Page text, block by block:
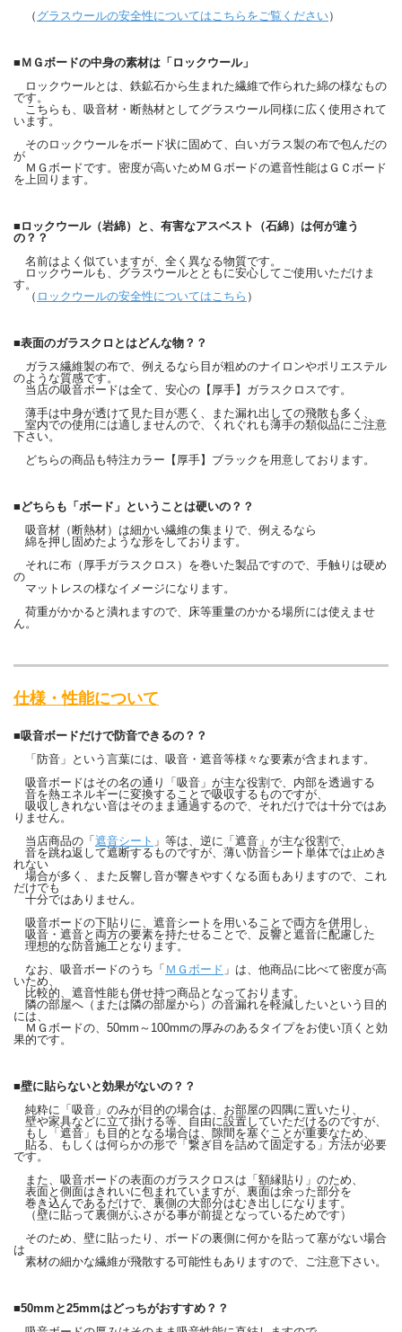
（ グラスウールの安全性についてはこちらをご覧ください）
■ＭＧボードの中身の素材は「ロックウール」
ロックウールとは、鉄鉱石から生まれた繊維で作られた綿の様なもの
です。
こちらも、吸音材・断熱材としてグラスウール同様に広く使用されて
います。
そのロックウールをボード状に固めて、白いガラス製の布で包んだの
が
ＭＧボードです。密度が高いためＭＧボードの遮音性能はＧＣボード
を上回ります。
■ロックウール（岩綿）と、有害なアスベスト（石綿）は何が違う
の？？
名前はよく似ていますが、全く異なる物質です。
ロックウールも、グラスウールとともに安心してご使用いただけま
す。
（ ロックウールの安全性についてはこちら ）
■表面のガラスクロとはどんな物？？
ガラス繊維製の布で、例えるなら目が粗めのナイロンやポリエステル
のような質感です。
当店の吸音ボードは全て、安心の【厚手】ガラスクロスです。
薄手は中身が透けて見た目が悪く、また漏れ出しての飛散も多く、
室内での使用には適しませんので、くれぐれも薄手の類似品にご注意
下さい。
どちらの商品も特注カラー【厚手】ブラックを用意しております。
■どちらも「ボード」ということは硬いの？？
吸音材（断熱材）は細かい繊維の集まりで、例えるなら
綿を押し固めたような形をしております。
それに布（厚手ガラスクロス）を巻いた製品ですので、手触りは硬め
の
マットレスの様なイメージになります。
荷重がかかると潰れますので、床等重量のかかる場所には使えませ
ん。
仕様・性能について
■吸音ボードだけで防音できるの？？
「防音」という言葉には、吸音・遮音等様々な要素が含まれます。
吸音ボードはその名の通り「吸音」が主な役割で、内部を透過する
音を熱エネルギーに変換することで吸収するものですが、
吸収しきれない音はそのまま通過するので、それだけでは十分ではあ
りません。
当店商品の「遮音シート 」等は、逆に「遮音」が主な役割で、
音を跳ね返して遮断するものですが、薄い防音シート単体では止めき
れない
場合が多く、また反響し音が響きやすくなる面もありますので、これ
だけでも
十分ではありません。
吸音ボードの下貼りに、遮音シートを用いることで両方を併用し、
吸音・遮音と両方の要素を持たせることで、反響と遮音に配慮した
理想的な防音施工となります。
なお、吸音ボードのうち「 ＭＧボード 」は、他商品に比べて密度が高
いため、
比較的、遮音性能も併せ持つ商品となっております。
隣の部屋へ（または隣の部屋から）の音漏れを軽減したいという目的
には、
ＭＧボードの、50mm～100mmの厚みのあるタイプをお使い頂くと効
果的です。
■壁に貼らないと効果がないの？？
純粋に「吸音」のみが目的の場合は、お部屋の四隅に置いたり、
壁や家具などに立て掛ける等、自由に設置していただけるのですが、
もし「遮音」も目的となる場合は、隙間を塞ぐことが重要なため、
貼る、もしくは何らかの形で「繋ぎ目を詰めて固定する」方法が必要
です。
また、吸音ボードの表面のガラスクロスは「額縁貼り」のため、
表面と側面はきれいに包まれていますが、裏面は余った部分を
巻き込んであるだけで、裏側の大部分はむき出しになります。
（壁に貼って裏側がふさがる事が前提となっているためです）
そのため、壁に貼ったり、ボードの裏側に何かを貼って塞がない場合
は
素材の細かな繊維が飛散する可能性もありますので、ご注意下さい。
■50mmと25mmはどっちがおすすめ？？